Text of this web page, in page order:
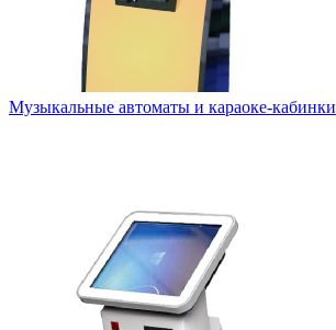
Музыкальные автоматы и караоке-кабинки